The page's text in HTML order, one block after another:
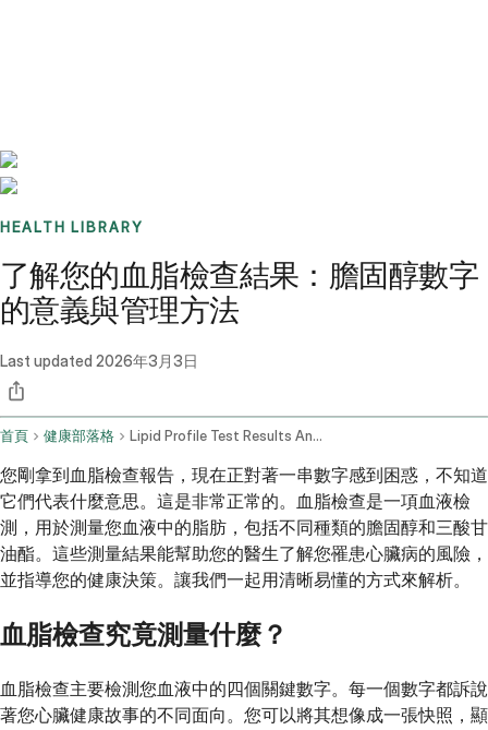
HEALTH LIBRARY
了解您的血脂檢查結果：膽固醇數字
的意義與管理方法
Last updated 2026年3月3日
首頁 健康部落格 Lipid Profile Test Results And Management Strategies
您剛拿到血脂檢查報告，現在正對著一串數字感到困惑，不知道
它們代表什麼意思。這是非常正常的。血脂檢查是一項血液檢
測，用於測量您血液中的脂肪，包括不同種類的膽固醇和三酸甘
油酯。這些測量結果能幫助您的醫生了解您罹患心臟病的風險，
並指導您的健康決策。讓我們一起用清晰易懂的方式來解析。
血脂檢查究竟測量什麼？
血脂檢查主要檢測您血液中的四個關鍵數字。每一個數字都訴說
著您心臟健康故事的不同面向。您可以將其想像成一張快照，顯